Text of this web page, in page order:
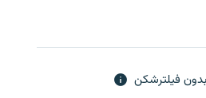
فیلترشکن